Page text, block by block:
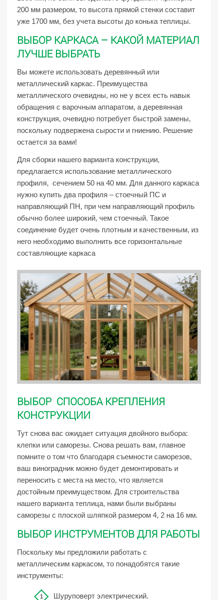
200 мм размером, то высота прямой стенки составит
уже 1700 мм, без учета высоты до конька теплицы.
ВЫБОР КАРКАСА – КАКОЙ МАТЕРИАЛ
ЛУЧШЕ ВЫБРАТЬ
Вы можете использовать деревянный или
металлический каркас. Преимущества
металлического очевидны, но не у всех есть навык
обращения с варочным аппаратом, а деревянная
конструкция, очевидно потребует быстрой замены,
поскольку подвержена сырости и гниению. Решение
остается за вами!
Для сборки нашего варианта конструкции,
предлагается использование металлического
профиля, сечением 50 на 40 мм. Для данного каркаса
нужно купить два профиля – стоечный ПС и
направляющий ПН, при чем направляющий профиль
обычно более широкий, чем стоечный. Такое
соединение будет очень плотным и качественным, из
него необходимо выполнить все горизонтальные
составляющие каркаса
ВЫБОР СПОСОБА КРЕПЛЕНИЯ
КОНСТРУКЦИИ
Тут снова вас ожидает ситуация двойного выбора:
клепки или саморезы. Снова решать вам, главное
помните о том что благодаря съемности саморезов,
ваш виноградник можно будет демонтировать и
переносить с места на место, что является
достойным преимуществом. Для строительства
нашего варианта теплица, нами были выбраны
саморезы с плоской шляпкой размером 4, 2 на 16 мм.
ВЫБОР ИНСТРУМЕНТОВ ДЛЯ РАБОТЫ
Поскольку мы предложили работать с
металлическим каркасом, то понадобятся такие
инструменты:
Шуруповерт электрический.